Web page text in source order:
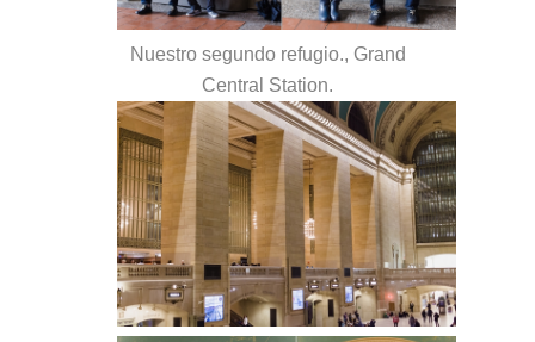
Nuestro segundo refugio., Grand
Central Station.